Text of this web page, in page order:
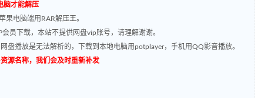
脑才能解压
果电脑端用RAR解压王。
员下载，本站不提供网盘vip账号，请理解谢谢。
盘播放是无法解析的，下载到本地电脑用potplayer，手机用QQ影音播放。
源名称，我们会及时重新补发